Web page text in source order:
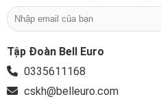
Tập Đoàn Bell Euro
0335611168
cskh@belleuro.com